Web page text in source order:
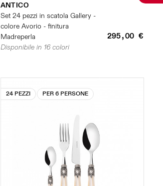
ANTICO
Set 24 pezzi in scatola Gallery -
colore Avorio - finitura
Madreperla
295,00 €
Disponibile in 16 colori
24 PEZZI PER 6 PERSONE